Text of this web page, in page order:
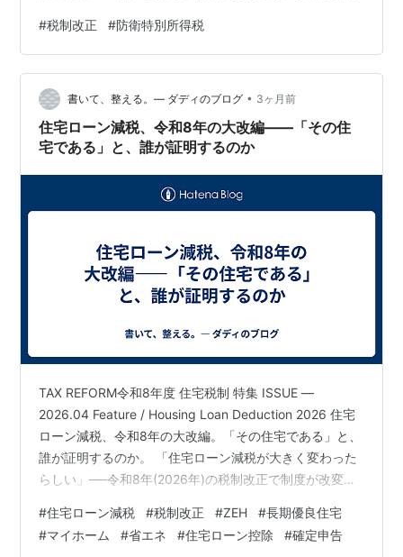
り」という重要な問題が隠されているのをご存知でしょ
うか。 本記事では、税理士・ＣＦＰ・シニアＰＢの視点
から、今回の税制改正の真実と、ＦＰがお客様に絶対に
伝えるべき「実質的な負担」の実態を分かりやすく解説
します。 1. 新たに創設される「防衛特別所得税」とは？
ウクライナ、イランと大きな戦争の…
#税制改正 #防衛特別所得税
書いて、整える。― ダディのブログ • 3ヶ月前
住宅ローン減税、令和8年の大改編——「その住
宅である」と、誰が証明するのか
TAX REFORM令和8年度 住宅税制 特集 ISSUE —
2026.04 Feature / Housing Loan Deduction 2026 住宅
ローン減税、令和8年の大改編。「その住宅である」と、
誰が証明するのか。 「住宅ローン減税が大きく変わった
らしい」──令和8年(2026年)の税制改正で制度が改変さ
と思います。ところが、具体的にどこが、どう変わった
のかまで 正確に把握されている方は、意外なほど少ない
#住宅ローン減税 #税制改正 #ZEH #長期優良住宅
#マイホーム #省エネ #住宅ローン控除 #確定申告